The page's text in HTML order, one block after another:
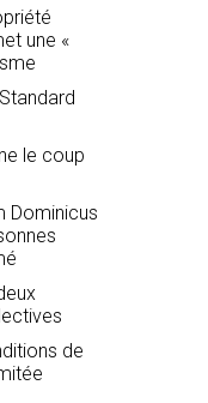
une «
le coup
Dominicus
de